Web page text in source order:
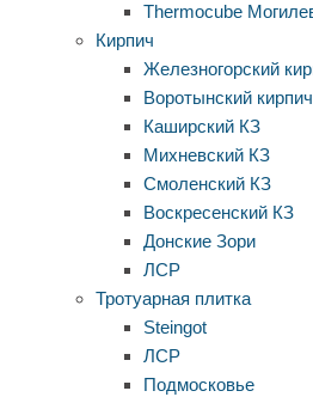
Thermocube
Кирпич
Железногорский
Воротынский кирпич
Каширский КЗ
Михневский КЗ
Смоленский КЗ
Воскресенский КЗ
Донские Зори
ЛСР
Тротуарная плитка
Steingot
ЛСР
Подмосковье